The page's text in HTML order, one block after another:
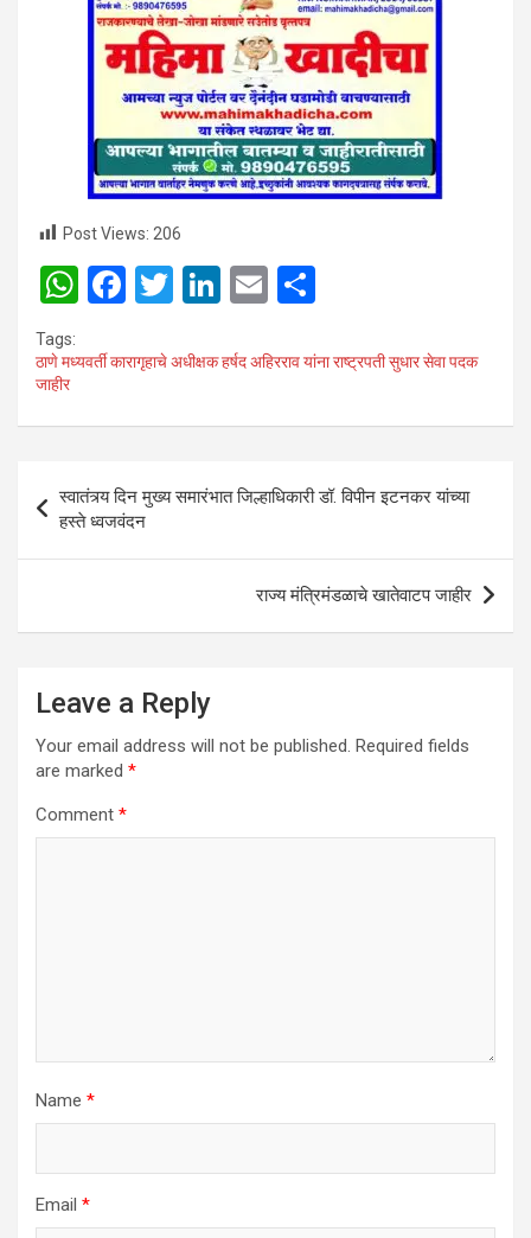
Post Views: 206
W
at
A
p
F
ce
o
k
T
tt
Li
ke
n
E
ail ar
Tags:
ठाणे मध्यवर्ती कारागृहाचे अधीक्षक हर्षद अहिरराव यांना राष्ट्रपती सुधार सेवा पदक
जाहीर
navigation
स्वातंत्र्य दिन मुख्य समारंभात जिल्हाधिकारी डॉ. विपीन इटनकर यांच्या
हस्ते ध्वजवंदन
राज्य मंत्रिमंडळाचे खातेवाटप जाहीर
Leave a Reply
Your email address will not be published. Required fields
are marked *
Comment *
Name *
Email *